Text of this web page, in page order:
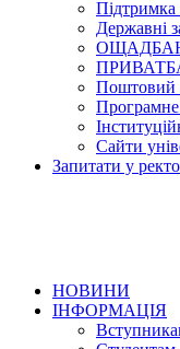
Підтримка
Державні
Поштовий
Програмне
Сайти
Запитати у
НОВИНИ
ІНФОРМАЦІЯ